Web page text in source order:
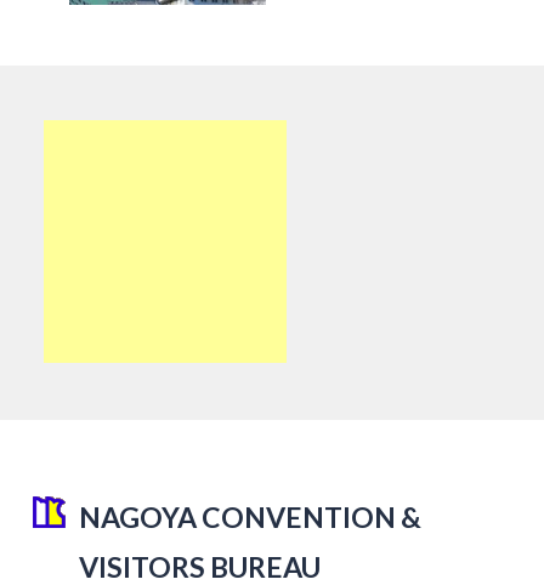
NAGOYA CONVENTION &
VISITORS BUREAU